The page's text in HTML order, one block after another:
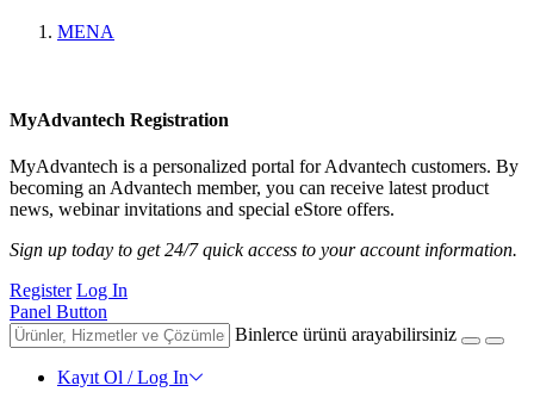
MENA
MyAdvantech Registration
MyAdvantech is a personalized portal for Advantech customers. By
becoming an Advantech member, you can receive latest product
news, webinar invitations and special eStore offers.
Sign up today to get 24/7 quick access to your account information.
Register Log In
Panel Button
Binlerce ürünü arayabilirsiniz
Kayıt Ol / Log In